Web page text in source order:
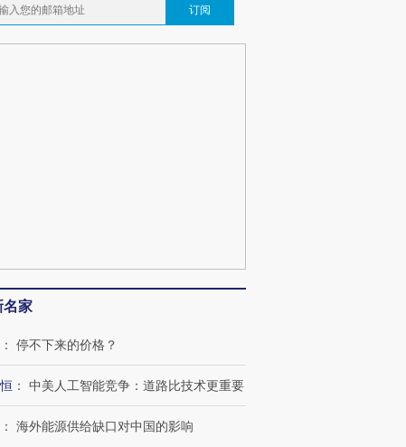
的吸金
中产们甘
？
马航飞行员跨国走私7万
粒摇头丸 尿检体内含3种
毒品
度Z世代 用街头抗争将教
育部长拱下台
订阅
名家
： 停不下来的价格？
： 中美人工智能竞争：道路比技术更重要
： 海外能源供给缺口对中国的影响